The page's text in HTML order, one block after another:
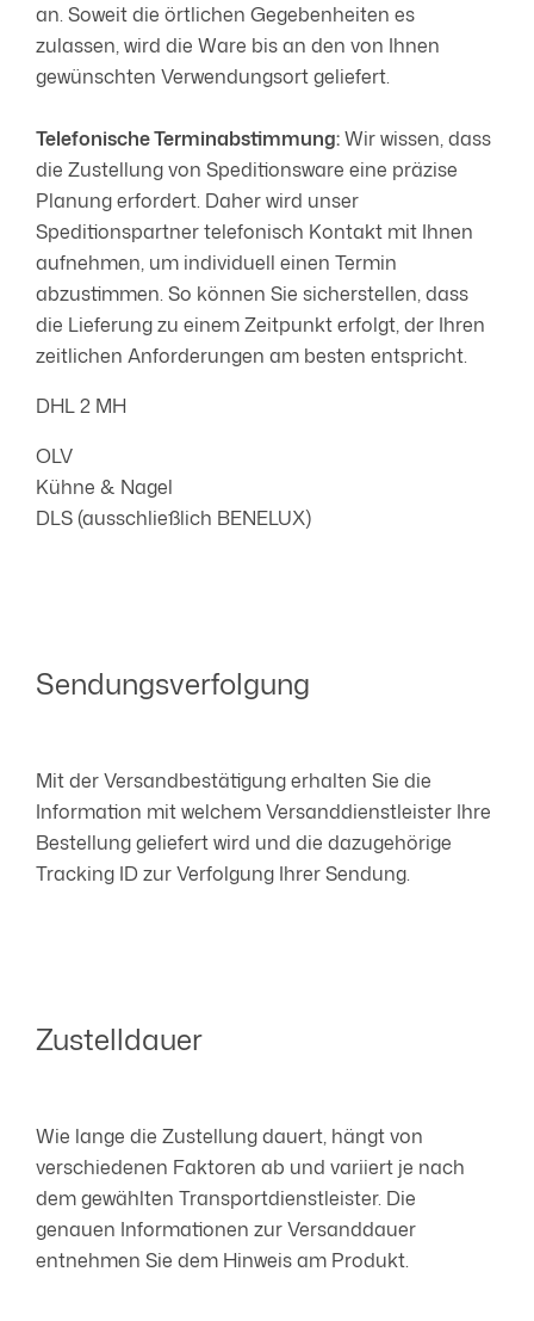
an. Soweit die örtlichen Gegebenheiten es
zulassen, wird die Ware bis an den von Ihnen
gewünschten Verwendungsort geliefert.
Telefonische Terminabstimmung:Wir wissen, dass
die Zustellung von Speditionsware eine präzise
Planung erfordert. Daher wird unser
Speditionspartner telefonisch Kontakt mit Ihnen
aufnehmen, um individuell einen Termin
abzustimmen. So können Sie sicherstellen, dass
die Lieferung zu einem Zeitpunkt erfolgt, der Ihren
zeitlichen Anforderungen am besten entspricht.
DHL 2 MH
OLV
Kühne & Nagel
DLS (ausschließlich BENELUX)
Sendungsverfolgung
Mit der Versandbestätigung erhalten Sie die
Information mit welchem Versanddienstleister Ihre
Bestellung geliefert wird und die dazugehörige
Tracking ID zur Verfolgung Ihrer Sendung.
Zustelldauer
Wie lange die Zustellung dauert, hängt von
verschiedenen Faktoren ab und variiert je nach
dem gewählten Transportdienstleister. Die
genauen Informationen zur Versanddauer
entnehmen Sie dem Hinweis am Produkt.